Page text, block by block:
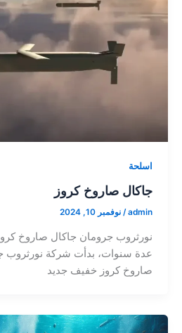
اسلحة
جاكال صاروخ كروز
admin
/ نوفمبر 10, 2024
نورثروب جرومان جاكال صاروخ
عدة سنوات، بدأت شركة نورثروب
صاروخ كروز خفيف جديد